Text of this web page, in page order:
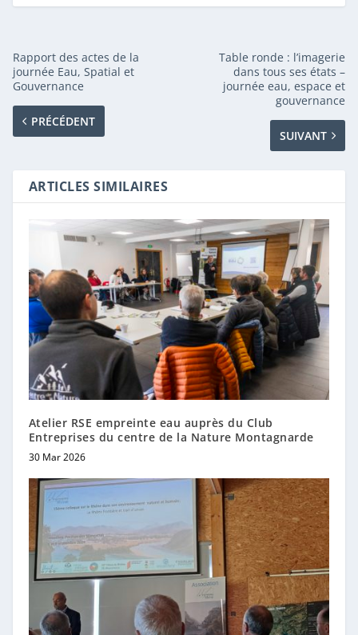
Rapport des actes de la
journée Eau, Spatial et
Gouvernance
PRÉCÉDENT
Table ronde : l’imagerie
dans tous ses états –
journée eau, espace et
gouvernance
SUIVANT
ARTICLES SIMILAIRES
Atelier RSE empreinte eau auprès du Club
Entreprises du centre de la Nature Montagnarde
30 Mar 2026